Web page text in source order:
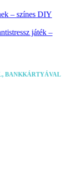
– színes DIY
játék –
BANKKÁRTYÁVAL